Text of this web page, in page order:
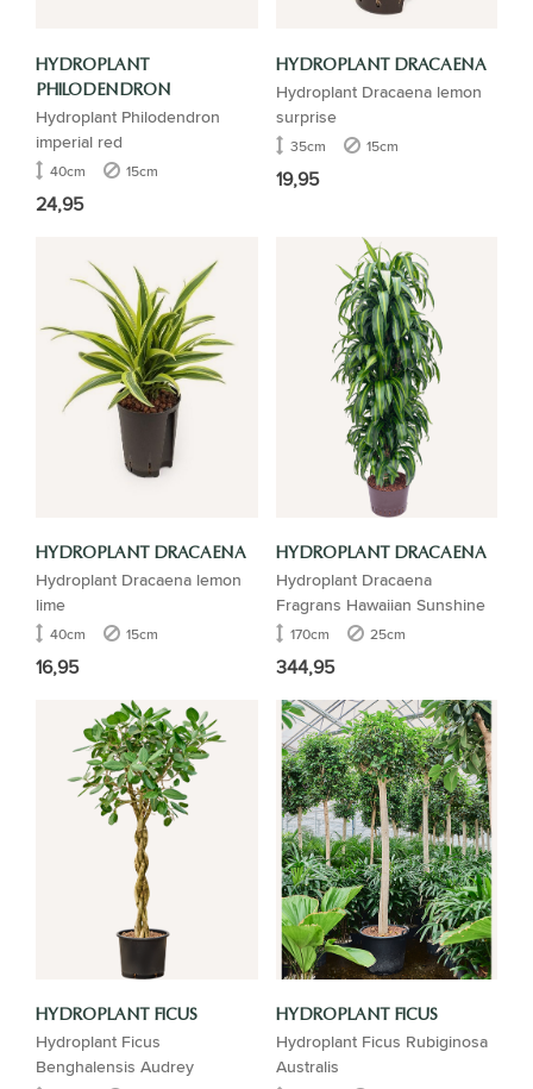
HYDROPLANT
PHILODENDRON
Hydroplant Philodendron
imperial red
40cm 15cm
24,95
HYDROPLANT DRACAENA
Hydroplant Dracaena lemon
surprise
35cm 15cm
19,95
HYDROPLANT DRACAENA
Hydroplant Dracaena lemon
lime
40cm 15cm
16,95
HYDROPLANT DRACAENA
Hydroplant Dracaena
Fragrans Hawaiian Sunshine
170cm 25cm
344,95
HYDROPLANT FICUS
Hydroplant Ficus
Benghalensis Audrey
HYDROPLANT FICUS
Hydroplant Ficus Rubiginosa
Australis